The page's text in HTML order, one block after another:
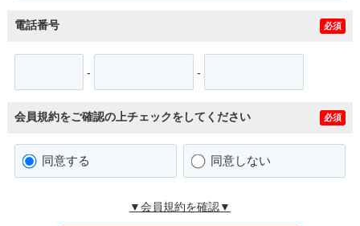
電話番号 必須
- -
会員規約をご確認の上チェックをしてください 必須
同意する 同意しない
▼会員規約を確認▼